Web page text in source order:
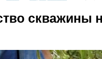
скважины